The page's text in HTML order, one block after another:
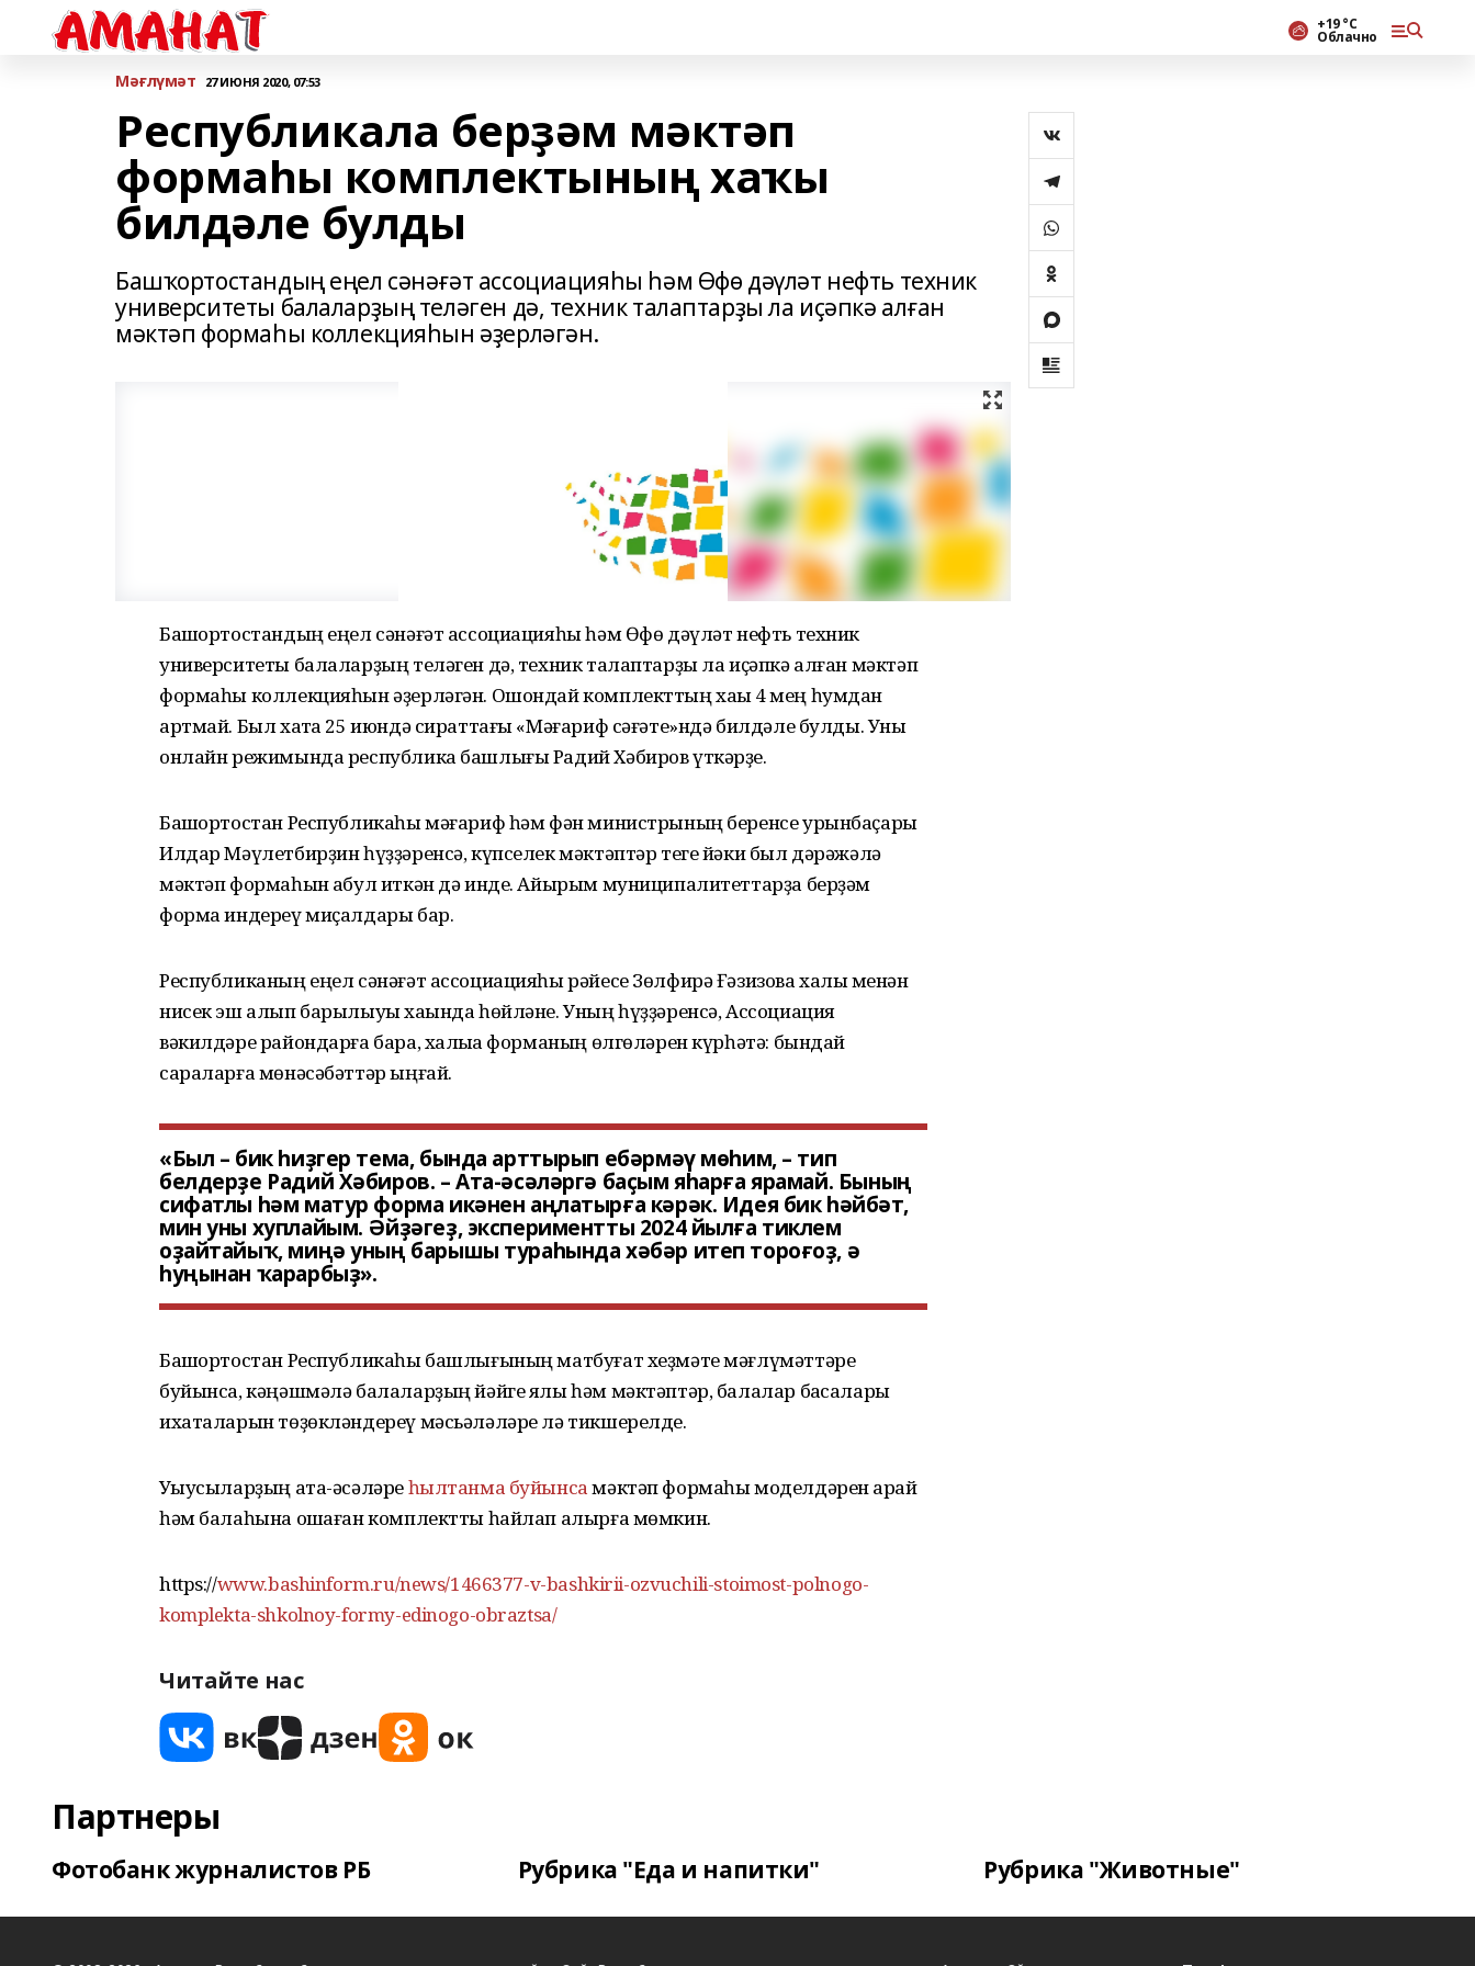
+19 °С
Облачно
Мәғлүмәт 27 ИЮНЯ 2020, 07:53
Республикала берҙәм мәктәп
формаһы комплектының хаҡы
билдәле булды
Башҡортостандың еңел сәнәғәт ассоциацияһы һәм Өфө дәүләт нефть техник
университеты балаларҙың теләген дә, техник талаптарҙы ла иҫәпкә алған
мәктәп формаһы коллекцияһын әҙерләгән.
Башҡортостандың еңел сәнәғәт ассоциацияһы һәм Өфө дәүләт нефть техник
университеты балаларҙың теләген дә, техник талаптарҙы ла иҫәпкә алған мәктәп
формаһы коллекцияһын әҙерләгән. Ошондай комплекттың хаҡы 4 мең һумдан
артмай. Был хаҡта 25 июндә сираттағы «Мәғариф сәғәте»ндә билдәле булды. Уны
онлайн режимында республика башлығы Радий Хәбиров үткәрҙе.
Башҡортостан Республикаһы мәғариф һәм фән министрының беренсе урынбаҫары
Илдар Мәүлетбирҙин һүҙҙәренсә, күпселек мәктәптәр теге йәки был дәрәжәлә
мәктәп формаһын ҡабул иткән дә инде. Айырым муниципалитеттарҙа берҙәм
форма индереү миҫалдары бар.
Республиканың еңел сәнәғәт ассоциацияһы рәйесе Зөлфирә Ғәзизова халыҡ менән
нисек эш алып барылыуы хаҡында һөйләне. Уның һүҙҙәренсә, Ассоциация
вәкилдәре райондарға бара, халыҡҡа форманың өлгөләрен күрһәтә: бындай
сараларға мөнәсәбәттәр ыңғай.
«Был – бик һиҙгер тема, бында арттырып ебәрмәү мөһим, – тип
белдерҙе Радий Хәбиров. – Ата-әсәләргә баҫым яһарға ярамай. Бының
сифатлы һәм матур форма икәнен аңлатырға кәрәк. Идея бик һәйбәт,
мин уны хуплайым. Әйҙәгеҙ, экспериментты 2024 йылға тиклем
оҙайтайыҡ, миңә уның барышы тураһында хәбәр итеп тороғоҙ, ә
һуңынан ҡарарбыҙ».
Башҡортостан Республикаһы башлығының матбуғат хеҙмәте мәғлүмәттәре
буйынса, кәңәшмәлә балаларҙың йәйге ялы һәм мәктәптәр, балалар баҡсалары
ихаталарын төҙөкләндереү мәсьәләләре лә тикшерелде.
Уҡыусыларҙың ата-әсәләреһылтанма буйынсамәктәп формаһы моделдәрен ҡарай
һәм балаһына оҡшаған комплектты һайлап алырға мөмкин.
https://www.bashinform.ru/news/1466377-v-bashkirii-ozvuchili-stoimost-polnogo-
komplekta-shkolnoy-formy-edinogo-obraztsa/
Читайте нас
Партнеры
Фотобанк журналистов РБ Рубрика "Еда и напитки" Рубрика "Животные"